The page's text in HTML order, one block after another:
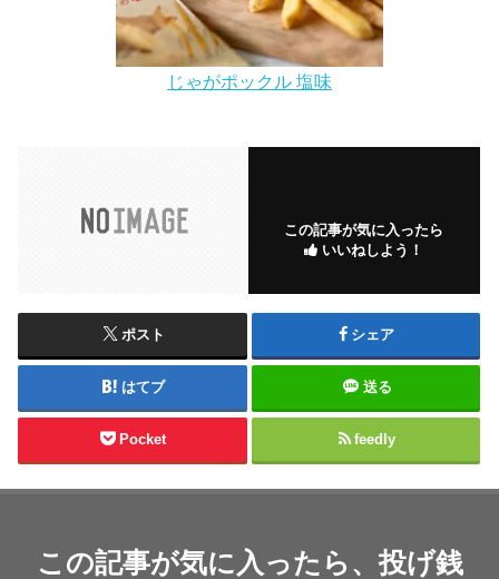
じゃがポックル 塩味
この記事が気に入ったら
いいねしよう！
ポスト シェア
はてブ 送る
Pocket feedly
この記事が気に入ったら、投げ銭